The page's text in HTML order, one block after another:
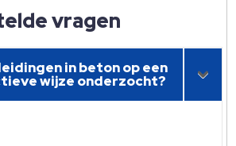
vragen
in beton op een
wijze onderzocht?